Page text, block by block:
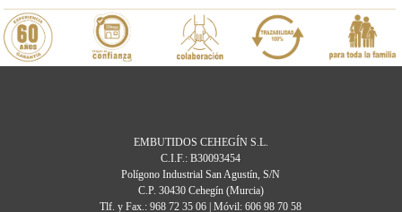
EMBUTIDOS CEHEGÍN S.L.
C.I.F.: B30093454
Polígono Industrial San Agustín, S/N
C.P. 30430 Cehegín (Murcia)
Tlf. y Fax.: 968 72 35 06 | Móvil: 606 98 70 58